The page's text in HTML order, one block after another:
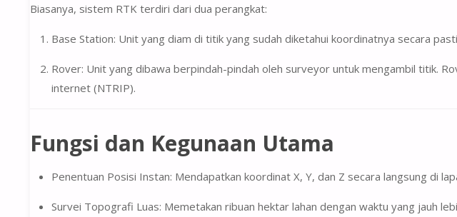
Biasanya, sistem RTK terdiri dari dua perangkat:
Base Station: Unit yang diam di titik yang sudah diketahui koordinatnya secara
Rover: Unit yang dibawa berpindah-pindah oleh surveyor untuk mengambil titik.
internet (NTRIP).
Fungsi dan Kegunaan Utama
Penentuan Posisi Instan: Mendapatkan koordinat X, Y, dan Z secara langsung di
Survei Topografi Luas: Memetakan ribuan hektar lahan dengan waktu yang jauh